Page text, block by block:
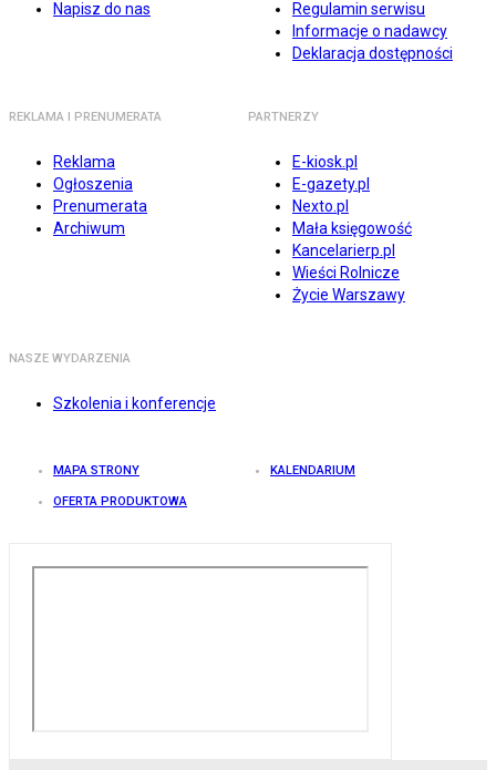
Napisz do nas
Regulamin serwisu
Informacje o nadawcy
Deklaracja dostępności
REKLAMA I PRENUMERATA
Reklama
Ogłoszenia
Prenumerata
Archiwum
PARTNERZY
E-kiosk.pl
E-gazety.pl
Nexto.pl
Mała księgowość
Kancelarierp.pl
Wieści Rolnicze
Życie Warszawy
NASZE WYDARZENIA
Szkolenia i konferencje
MAPA STRONY KALENDARIUM
OFERTA PRODUKTOWA